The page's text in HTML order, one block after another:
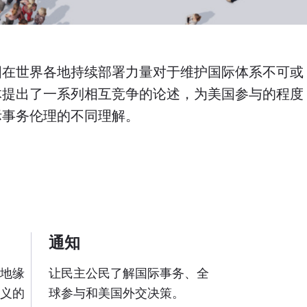
世界各地持续部署力量对于维护国际体系不可或
出了一系列相互竞争的论述，为美国参与的程度
务伦理的不同理解。
缘
的
通知
让民主公民了解国际事务、全
球参与和美国外交决策。